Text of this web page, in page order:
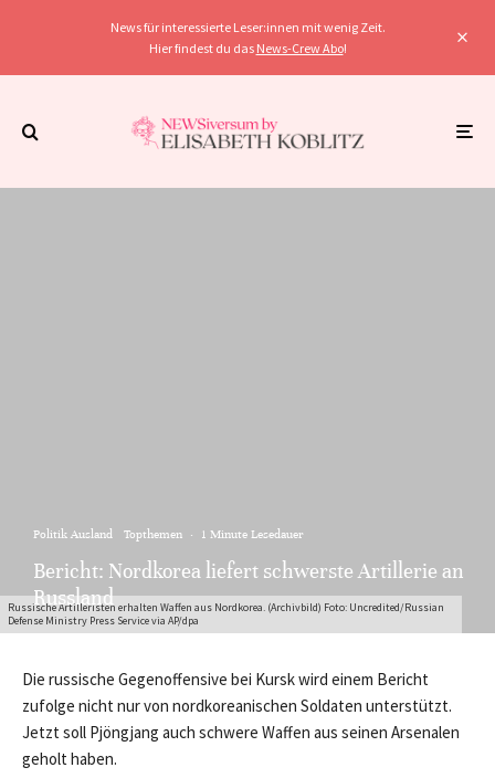
News für interessierte Leser:innen mit wenig Zeit.
Hier findest du das News-Crew Abo!
Russische Artilleristen erhalten Waffen aus Nordkorea. (Archivbild) Foto: Uncredited/Russian
Defense Ministry Press Service via AP/dpa
Politik Ausland Topthemen · 1 Minute Lesedauer
Bericht: Nordkorea liefert schwerste Artillerie an
Russland
Die russische Gegenoffensive bei Kursk wird einem Bericht
zufolge nicht nur von nordkoreanischen Soldaten unterstützt.
Jetzt soll Pjöngjang auch schwere Waffen aus seinen Arsenalen
geholt haben.